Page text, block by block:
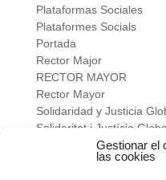
Gestionar el
las cookies
Plataformas Sociales
Plataformes Socials
Portada
Rector Major
RECTOR MAYOR
Rector Mayor
Solidaridad y Justicia
Solidaritat i Justícia
verano salesiano